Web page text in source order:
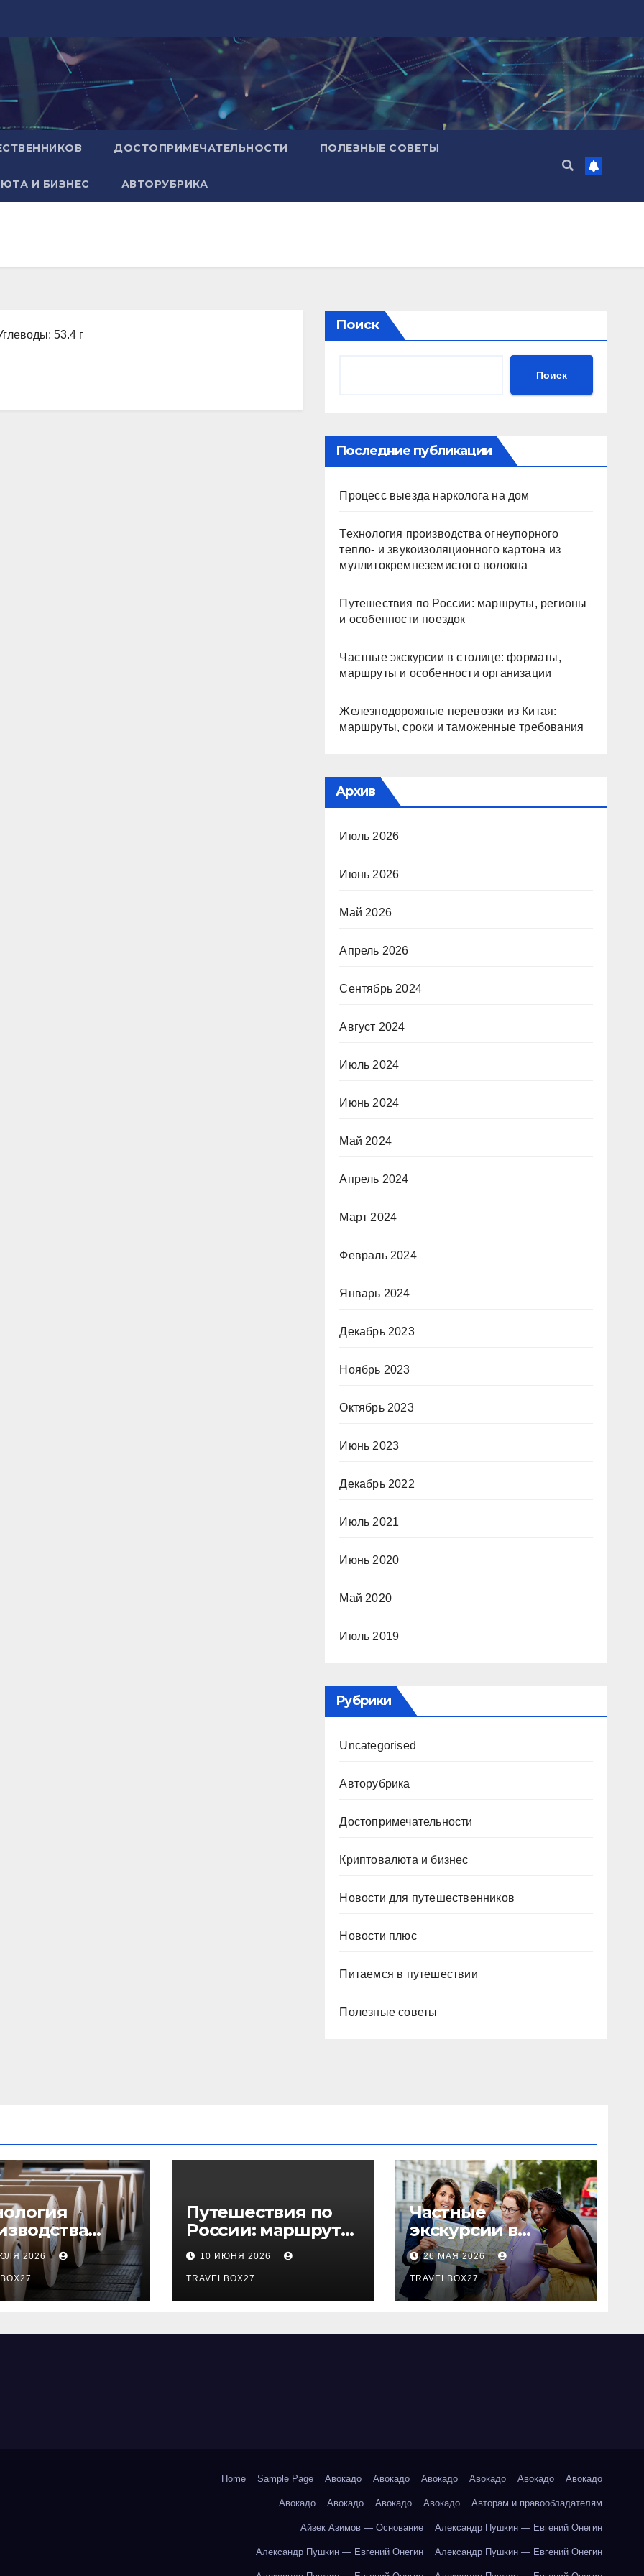
ДОСТОПРИМЕЧАТЕЛЬНОСТИ ПОЛЕЗНЫЕ СОВЕТЫ
И БИЗНЕС АВТОРУБРИКА
53.4 г
Поиск
Поиск
Последние публикации
Процесс выезда нарколога на дом
Технология производства огнеупорного
тепло- и звукоизоляционного картона из
муллитокремнеземистого волокна
Путешествия по России: маршруты, регионы
и особенности поездок
Частные экскурсии в столице: форматы,
маршруты и особенности организации
Железнодорожные перевозки из Китая:
маршруты, сроки и таможенные требования
Архив
Июль 2026
Июнь 2026
Май 2026
Апрель 2026
Сентябрь 2024
Август 2024
Июль 2024
Июнь 2024
Май 2024
Апрель 2024
Март 2024
Февраль 2024
Январь 2024
Декабрь 2023
Ноябрь 2023
Октябрь 2023
Июнь 2023
Декабрь 2022
Июль 2021
Июнь 2020
Май 2020
Июль 2019
Рубрики
Uncategorised
Авторубрика
Достопримечательности
Криптовалюта и бизнес
Новости для путешественников
Новости плюс
Питаемся в путешествии
Полезные советы
и
из
волокна
2026
Путешествия по
России: маршруты,
регионы и
особенности
поездок
10 ИЮНЯ 2026
TRAVELBOX27_
Частные
экскурсии в
столице: форматы,
маршруты и
особенности
организации
26 МАЯ 2026
TRAVELBOX27_
Home Sample Page Авокадо Авокадо Авокадо Авокадо Авокадо Авокадо
Авокадо Авокадо Авокадо Авокадо Авторам и правообладателям
Айзек Азимов — Основание Александр Пушкин — Евгений Онегин
Александр Пушкин — Евгений Онегин Александр Пушкин — Евгений Онегин